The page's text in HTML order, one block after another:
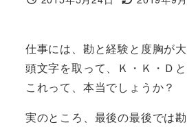
仕事には、勘と経験と度胸が
頭文字を取って、Ｋ・Ｋ・Ｄ
これって、本当でしょうか？
実のところ、最後の最後では